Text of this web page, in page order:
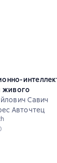
рейтинг 0 на
живого
Савич
Авточтец
рейтинг 0 на